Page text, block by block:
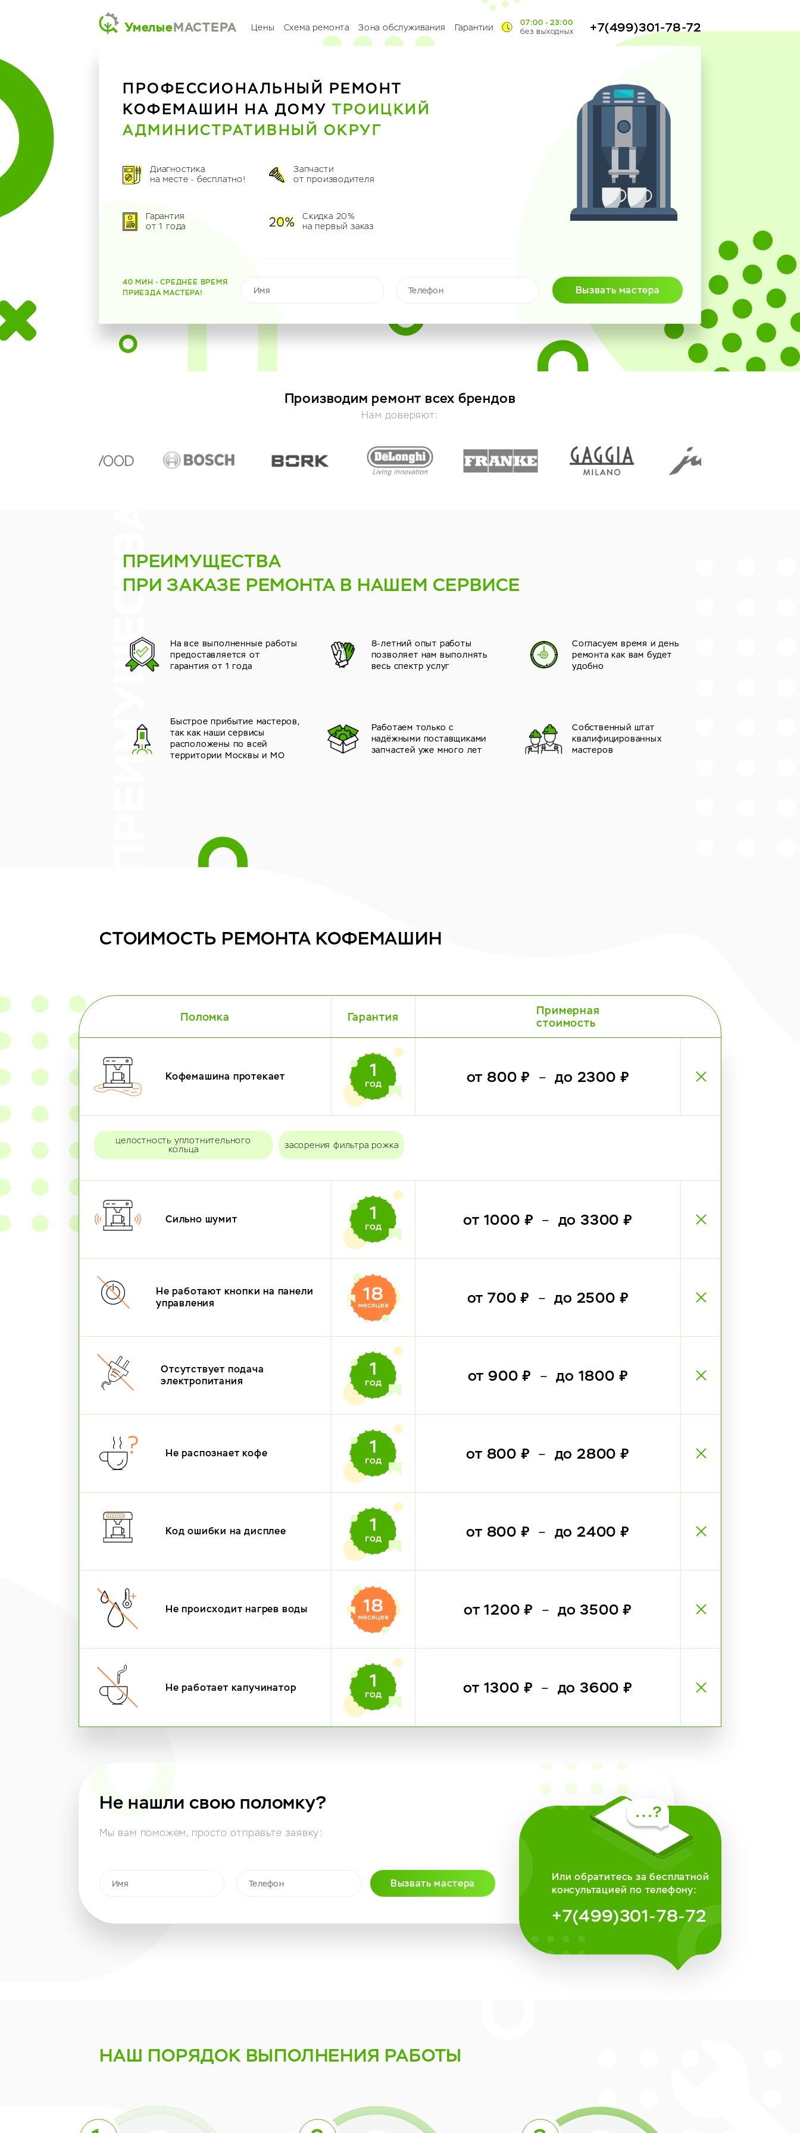
УмелыеМАСТЕРА Цены Схема ремонта Зона обслуживания Гарантии
07:00 - 23:00
без выходных
+7(499)301-78-72
ПРОФЕССИОНАЛЬНЫЙ РЕМОНТ
КОФЕМАШИН НА ДОМУ ТРОИЦКИЙ
АДМИНИСТРАТИВНЫЙ ОКРУГ
Диагностика
на месте - бесплатно!
Запчасти
от производителя
Гарантия
от 1 года
Скидка 20%
на первый заказ
40 МИН - СРЕДНЕЕ ВРЕМЯ
ПРИЕЗДА МАСТЕРА!
Вызвать мастера
Производим ремонт всех брендов
Нам доверяют:
ПРЕИМУЩЕСТВА
ПРИ ЗАКАЗЕ РЕМОНТА В НАШЕМ СЕРВИСЕ
На все выполненные работы
предоставляется от
гарантия от 1 года
8-летний опыт работы
позволяет нам выполнять
весь спектр услуг
Согласуем время и день
ремонта как вам будет
удобно
Быстрое прибытие мастеров,
так как наши сервисы
расположены по всей
территории Москвы и МО
Работаем только с
надёжными поставщиками
запчастей уже много лет
Собственный штат
квалифицированных
мастеров
СТОИМОСТЬ РЕМОНТА КОФЕМАШИН
Поломка Гарантия
Примерная
стоимость
Кофемашина протекает от 800 ₽ — до 2300 ₽
целостность уплотнительного
кольца
засорения фильтра рожка
Сильно шумит от 1000 ₽ — до 3300 ₽
Не работают кнопки на панели
управления
от 700 ₽ — до 2500 ₽
Отсутствует подача
электропитания
от 900 ₽ — до 1800 ₽
Не распознает кофе от 800 ₽ — до 2800 ₽
Код ошибки на дисплее от 800 ₽ — до 2400 ₽
Не происходит нагрев воды от 1200 ₽ — до 3500 ₽
Не работает капучинатор от 1300 ₽ — до 3600 ₽
Не нашли свою поломку?
Мы вам поможем, просто отправьте заявку:
Вызвать мастера
Или обратитесь за бесплатной
консультацией по телефону:
+7(499)301-78-72
НАШ ПОРЯДОКВЫПОЛНЕНИЯ РАБОТЫ